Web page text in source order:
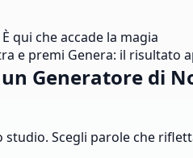
È qui che accade la magia
e premi Genera: il risultato
Generatore di
Scegli parole che